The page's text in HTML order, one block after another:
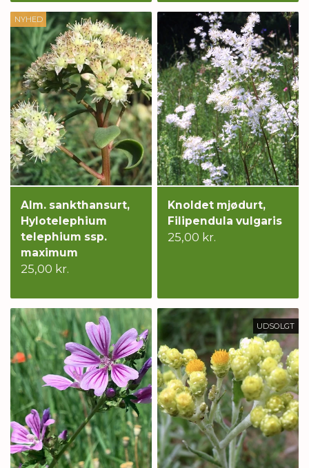
NYHED
Alm. sankthansurt,
Hylotelephium
telephium ssp.
maximum
25,00 kr.
Knoldet mjødurt,
Filipendula vulgaris
25,00 kr.
UDSOLGT